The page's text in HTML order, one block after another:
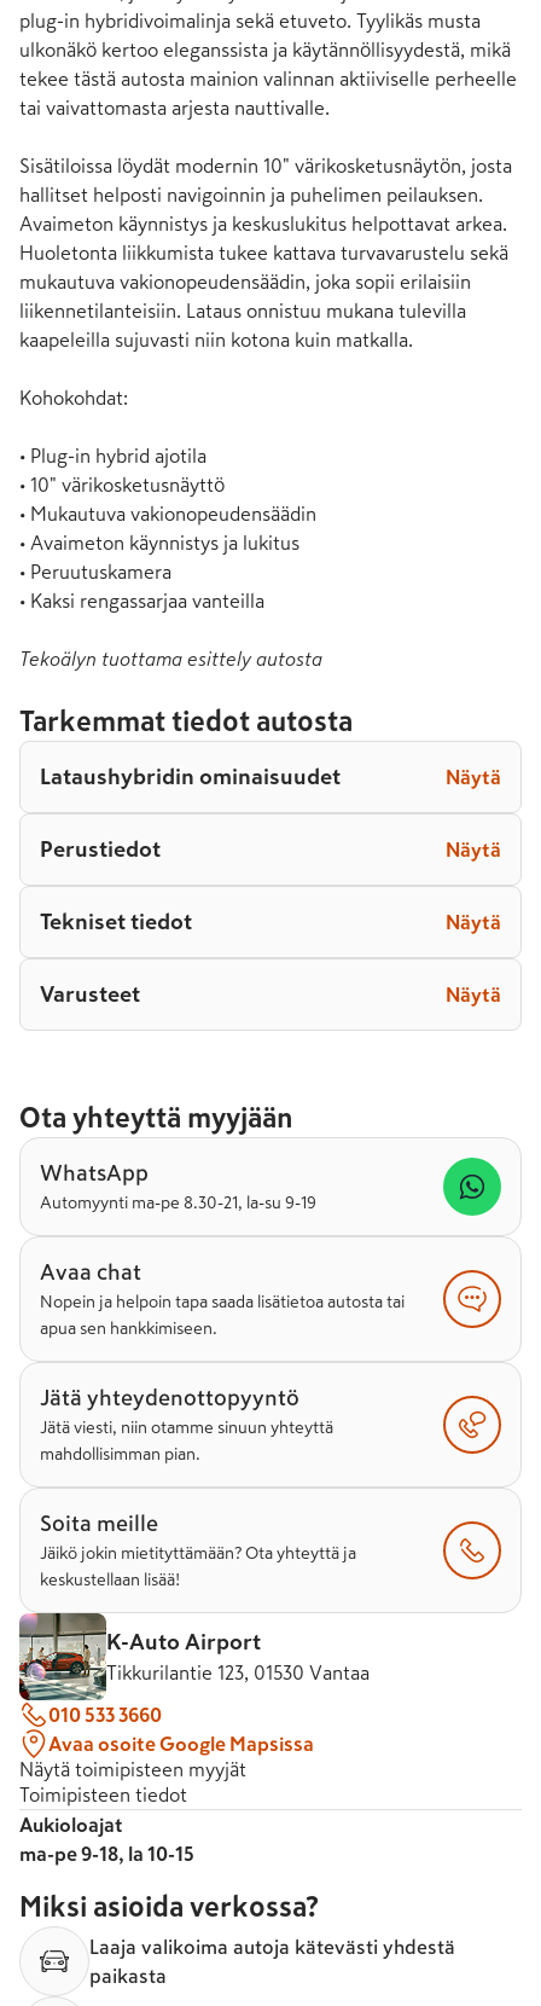
plug-in hybridivoimalinja sekä etuveto. Tyylikäs musta
ulkonäkö kertoo eleganssista ja käytännöllisyydestä, mikä
tekee tästä autosta mainion valinnan aktiiviselle perheelle
tai vaivattomasta arjesta nauttivalle.
Sisätiloissa löydät modernin 10" värikosketusnäytön, josta
hallitset helposti navigoinnin ja puhelimen peilauksen.
Avaimeton käynnistys ja keskuslukitus helpottavat arkea.
Huoletonta liikkumista tukee kattava turvavarustelu sekä
mukautuva vakionopeudensäädin, joka sopii erilaisiin
liikennetilanteisiin. Lataus onnistuu mukana tulevilla
kaapeleilla sujuvasti niin kotona kuin matkalla.
Kohokohdat:
• Plug-in hybrid ajotila
• 10" värikosketusnäyttö
• Mukautuva vakionopeudensäädin
• Avaimeton käynnistys ja lukitus
• Peruutuskamera
• Kaksi rengassarjaa vanteilla
Tekoälyn tuottama esittely autosta
Tarkemmat tiedot autosta
Lataushybridin ominaisuudet Näytä
Perustiedot Näytä
Tekniset tiedot Näytä
Varusteet Näytä
Ota yhteyttä myyjään
WhatsApp
Automyynti ma-pe 8.30-21, la-su 9-19
Avaa chat
Nopein ja helpoin tapa saada lisätietoa autosta tai
apua sen hankkimiseen.
Jätä yhteydenottopyyntö
Jätä viesti, niin otamme sinuun yhteyttä
mahdollisimman pian.
Soita meille
Jäikö jokin mietityttämään? Ota yhteyttä ja
keskustellaan lisää!
K-Auto Airport
Tikkurilantie 123, 01530 Vantaa
010 533 3660
Avaa osoite Google Mapsissa
Näytä toimipisteen myyjät
Toimipisteen tiedot
Aukioloajat
ma-pe 9-18, la 10-15
Miksi asioida verkossa?
Laaja valikoima autoja kätevästi yhdestä
paikasta